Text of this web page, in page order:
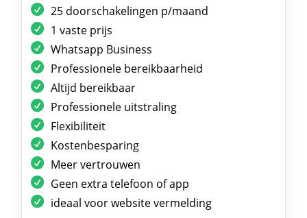
25 doorschakelingen p/maand
1 vaste prijs
Whatsapp Business
Professionele bereikbaarheid
Altijd bereikbaar
Professionele uitstraling
Flexibiliteit
Kostenbesparing
Meer vertrouwen
Geen extra telefoon of app
ideaal voor website vermelding